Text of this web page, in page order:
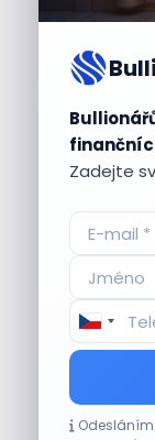
Zadejte
Tesla